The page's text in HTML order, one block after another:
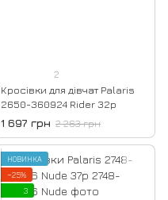
2
Кросівки для дівчат Palaris
2650-360924 Rider 32р
1 697 грн 2 263 грн
НОВИНКА
−25%
3